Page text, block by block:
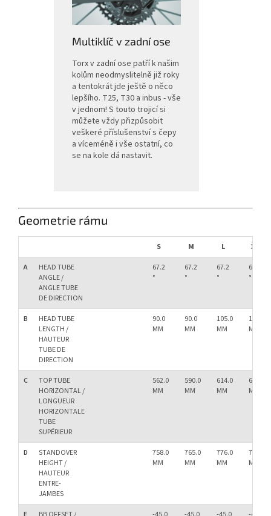
Multiklíč v zadní ose
Torx v zadní ose patří k našim
kolům neodmyslitelně již roky
a tentokrát jde ještě o něco
lepšího. T25, T30 a inbus - vše
v jednom! S touto trojicí si
můžete vždy přizpůsobit
veškeré příslušenství s čepy
a víceméně i vše ostatní, co
se na kole dá nastavit.
Geometrie rámu
S M L
XL
A
HEAD TUBE
ANGLE /
ANGLE TUBE
DE DIRECTION
67.2
°
67.2
°
67.2
°
67.2
°
B
HEAD TUBE
LENGTH /
HAUTEUR
TUBE DE
DIRECTION
90.0
MM
90.0
MM
105.0
MM
115.0
MM
C
TOP TUBE
HORIZONTAL /
LONGUEUR
HORIZONTALE
TUBE
SUPÉRIEUR
562.0
MM
590.0
MM
614.0
MM
642.0
MM
D
STANDOVER
HEIGHT /
HAUTEUR
ENTRE-
JAMBES
758.0
MM
765.0
MM
776.0
MM
799.0
MM